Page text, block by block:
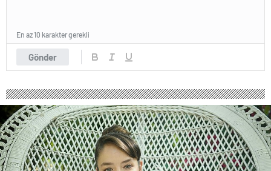
Gönder
En az 10 karakter gerekli